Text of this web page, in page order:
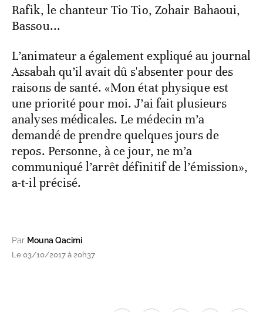
Rafik, le chanteur Tio Tio, Zohair Bahaoui,
Bassou...
L’animateur a également expliqué au journal
Assabah qu’il avait dû s'absenter pour des
raisons de santé. «Mon état physique est
une priorité pour moi. J’ai fait plusieurs
analyses médicales. Le médecin m’a
demandé de prendre quelques jours de
repos. Personne, à ce jour, ne m’a
communiqué l’arrêt définitif de l’émission»,
a-t-il précisé.
Par Mouna Qacimi
Le 03/10/2017 à 20h37